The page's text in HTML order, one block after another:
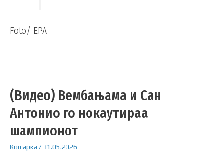
Foto/ EPA
(Видео) Вембањама и Сан
Антонио го нокаутираа
шампионот
Кошарка / 31.05.2026